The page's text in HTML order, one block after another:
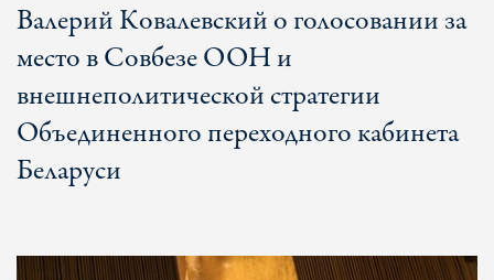
Валерий Ковалевский о голосовании за
место в Совбезе ООН и
внешнеполитической стратегии
Объединенного переходного кабинета
Беларуси